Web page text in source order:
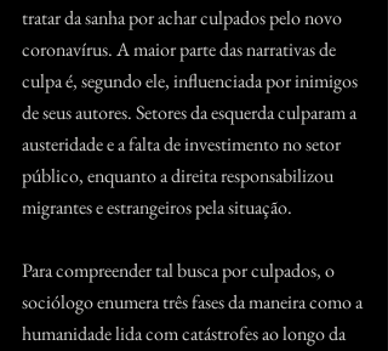
tratar da sanha por achar culpados pelo novo
coronavírus. A maior parte das narrativas de
culpa é, segundo ele, influenciada por inimigos
de seus autores. Setores da esquerda culparam a
austeridade e a falta de investimento no setor
público, enquanto a direita responsabilizou
migrantes e estrangeiros pela situação.
Para compreender tal busca por culpados, o
sociólogo enumera três fases da maneira como a
humanidade lida com catástrofes ao longo da